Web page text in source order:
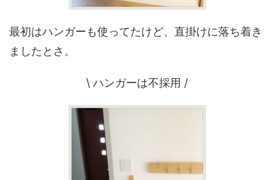
最初はハンガーも使ってたけど、直掛けに落ち着き
ましたとさ。
\ ハンガーは不採用 /